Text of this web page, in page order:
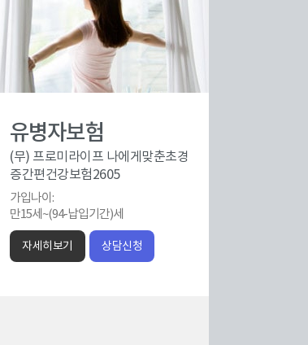
유병자보험
(무) 프로미라이프 나에게맞춘초경
증간편건강보험2605
가입나이:
만15세~(94-납입기간)세
자세히보기 상담신청